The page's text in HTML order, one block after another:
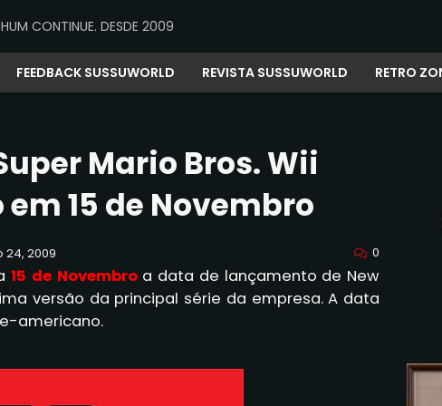
CONTINUE. DESDE 2009
FEEDBACK SUSSUWORLD REVISTA SUSSUWORLD RETRO
Mario Bros. Wii
15 de Novembro
2009 0
15 de Novembroa data de lançamento de New
versão da principal série da empresa. A data
americano.